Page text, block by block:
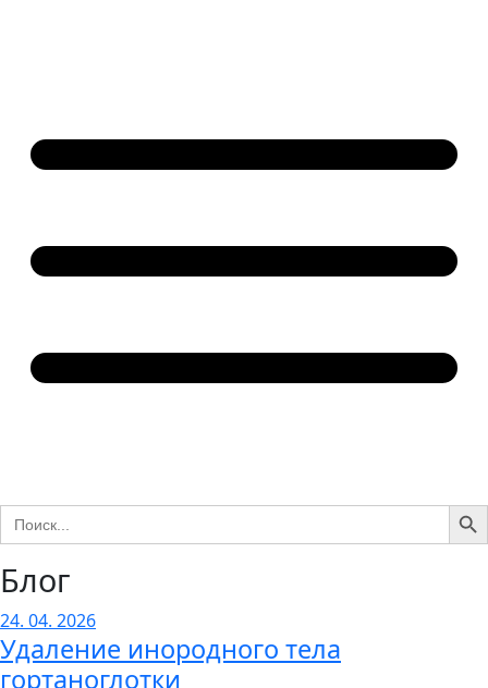
Search
for:
Search
Блог
24. 04. 2026
Удаление инородного тела
гортаноглотки